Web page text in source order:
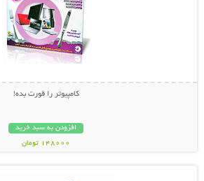
کامپیوتر را قورت بده!
افزودن به سبد خرید
148000 تومان